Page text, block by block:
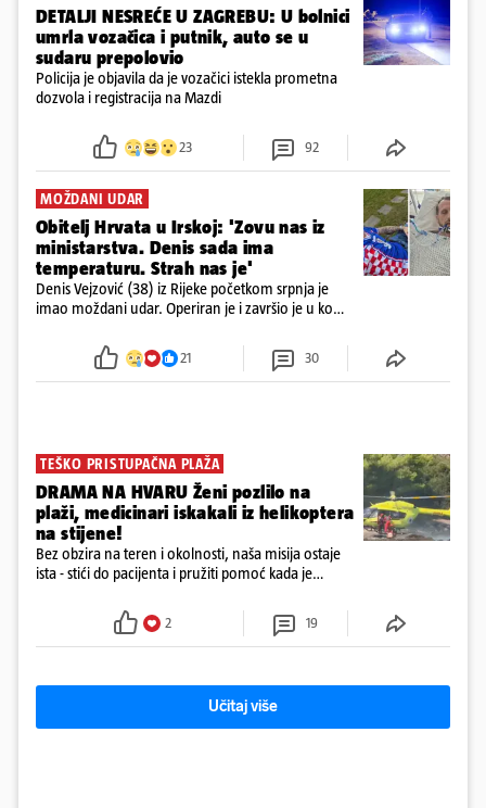
DETALJI NESREĆE U ZAGREBU: U bolnici
umrla vozačica i putnik, auto se u
sudaru prepolovio
Policija je objavila da je vozačici istekla prometna
dozvola i registracija na Mazdi
23 92
MOŽDANI UDAR
Obitelj Hrvata u Irskoj: 'Zovu nas iz
ministarstva. Denis sada ima
temperaturu. Strah nas je'
Denis Vejzović (38) iz Rijeke početkom srpnja je
imao moždani udar. Operiran je i završio je u komi.
tamošnji liječnici ne vjeruju u oporavak: 'Imamo
21 30
TEŠKO PRISTUPAČNA PLAŽA
DRAMA NA HVARU Ženi pozlilo na
plaži, medicinari iskakali iz helikoptera
na stijene!
Bez obzira na teren i okolnosti, naša misija ostaje
ista - stići do pacijenta i pružiti pomoć kada je
2 19
Učitaj više